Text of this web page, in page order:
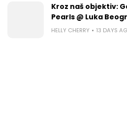
Kroz naš objektiv:
Pearls @ Luka
HELLY CHERRY 13 DAYS